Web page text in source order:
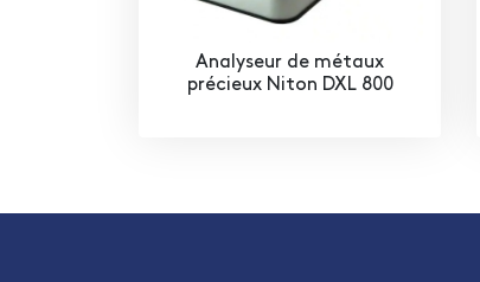
Analyseur de métaux
précieux Niton DXL 800